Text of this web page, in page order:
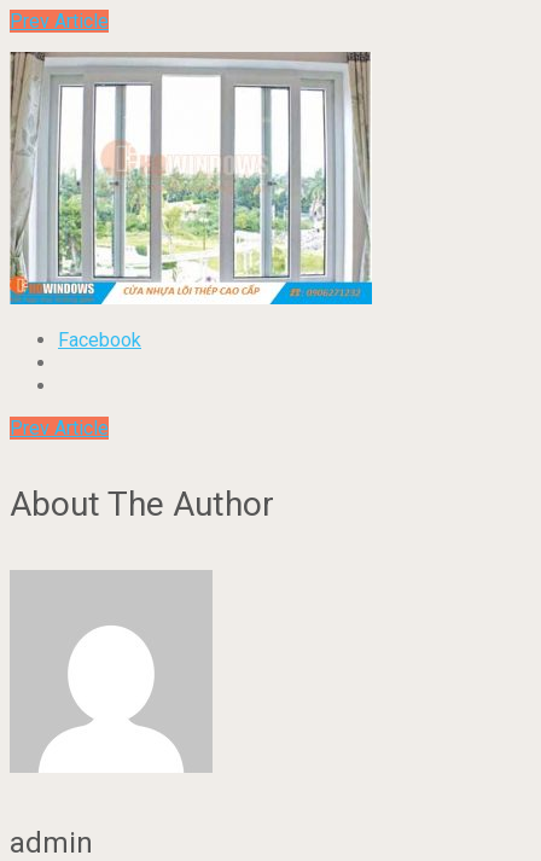
Prev Article
Facebook
Prev Article
About The Author
admin